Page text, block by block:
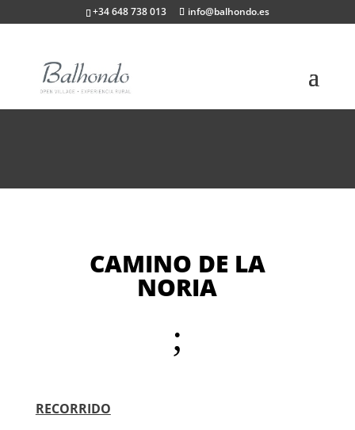
+34 648 738 013 info@balhondo.es
CAMINO DE LA
NORIA
;
RECORRIDO